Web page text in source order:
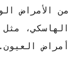
من الأمراض
الهاسكي، مثل
أمراض العيون.